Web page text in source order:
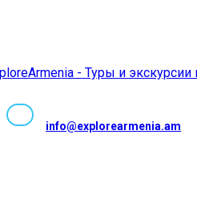
info@explorearmenia.am